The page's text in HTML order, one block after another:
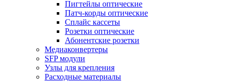
Пигтейлы оптические
Патч-корды оптические
Сплайс кассеты
Розетки оптические
Абонентские розетки
Медиаконвертеры
SFP модули
Узлы для крепления
Расходные материалы